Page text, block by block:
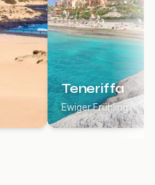
Teneriffa
Ewiger Frühling